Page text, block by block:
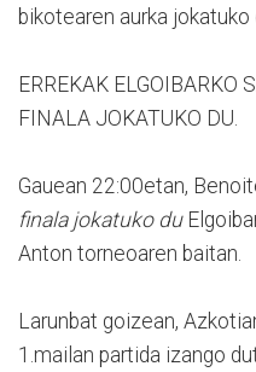
bikotearen aurka jokatuko
ERREKAK ELGOIBARKO
FINALA JOKATUKO DU.
Gauean 22:00etan,
finala jokatuko du
Anton torneoaren baitan.
Larunbat goizean,
1.mailan partida izango